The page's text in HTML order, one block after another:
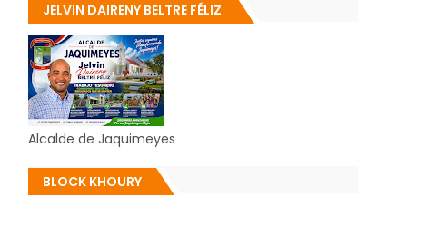
JELVIN DAIRENY BELTRE FÉLIZ
Alcalde de Jaquimeyes
BLOCK KHOURY